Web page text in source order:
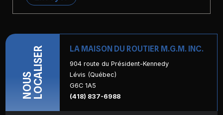
NOUSLOCALISER LA MAISON DU ROUTIER M.G.M. INC.
904 route du Président-Kennedy
Lévis (Québec)
G6C 1A5
(418) 837-6988